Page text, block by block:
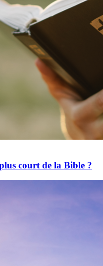
court de la Bible ?